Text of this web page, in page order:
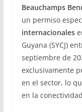
Beauchamps
un permiso
internacionales
Guyana (SYCJ)
septiembre de
exclusivamente
en el sector, lo
en la